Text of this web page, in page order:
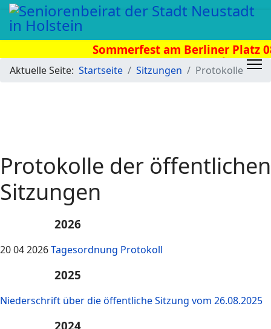
Sommerfest am Berliner Platz
Uhr
Aktuelle Seite: Startseite Sitzungen Protokolle
Protokolle der öffentlichen
Sitzungen
2026
20 04 2026Tagesordnung Protokoll
2025
Niederschrift über die öffentliche Sitzung vom 26.08.2025
2024